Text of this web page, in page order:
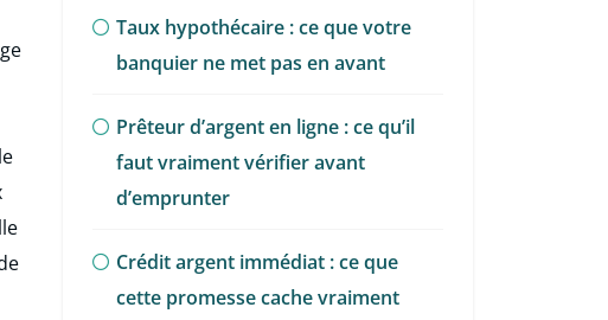
Taux hypothécaire : ce que votre
banquier ne met pas en avant
Prêteur d’argent en ligne : ce qu’il
faut vraiment vérifier avant
d’emprunter
Crédit argent immédiat : ce que
cette promesse cache vraiment